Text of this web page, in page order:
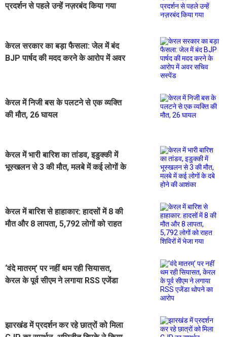
प्रदर्शन से पहले उन्हें नज़रबंद किया गया
केरल सरकार का बड़ा फैसला: जेल में बंद
BJP पार्षद की मदद करने के आरोप में अवर
केरल में निजी बस के पलटने से एक व्यक्ति
की मौत, 26 घायल
केरल में भारी बारिश का तांडव, इडुक्की में
भूस्खलन से 3 की मौत, मलबे में कई लोगों के
केरल में बारिश से हाहाकार: हादसों में 8 की
मौत और 8 लापता, 5,792 लोगों को राहत
‘वंदे मातरम्’ पर नहीं थम रही सियासत,
केरल के पूर्व सीएम ने लगाया RSS एजेंडा
झारखंड में प्रदर्शन कर रहे छात्रों को मिला